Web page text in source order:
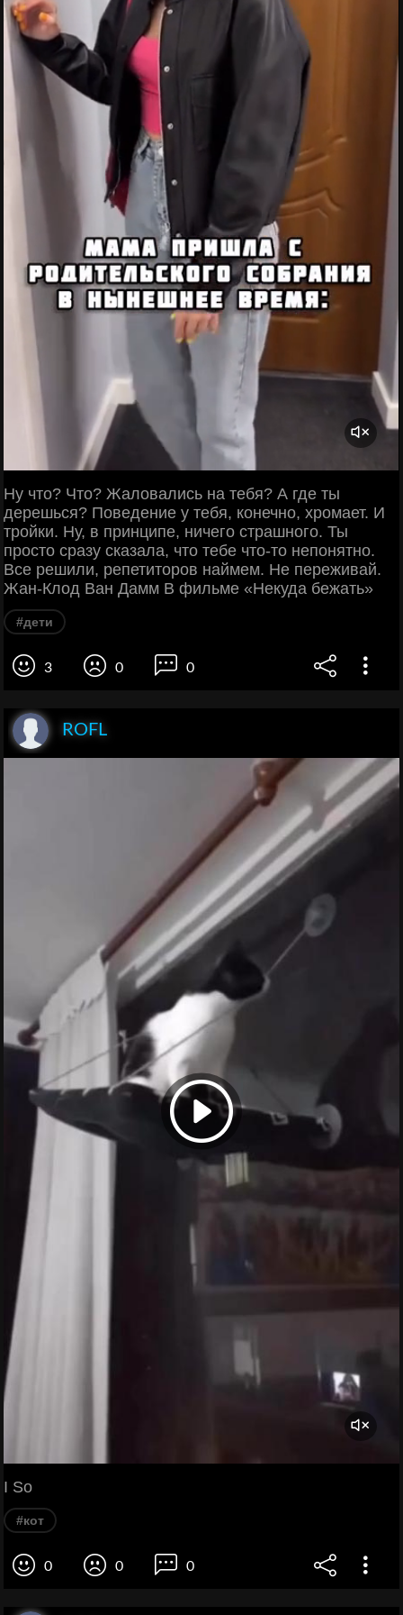
Ну что? Что? Жаловались на тебя? А где ты
дерешься? Поведение у тебя, конечно, хромает. И
тройки. Ну, в принципе, ничего страшного. Ты
просто сразу сказала, что тебе что-то непонятно.
Все решили, репетиторов наймем. Не переживай.
Жан-Клод Ван Дамм В фильме «Некуда бежать»
#дети
3 0 0
ROFL
I So
#кот
0 0 0